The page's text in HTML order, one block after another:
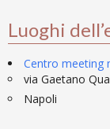
Luoghi
Centro meeting
via Gaetano
Napoli